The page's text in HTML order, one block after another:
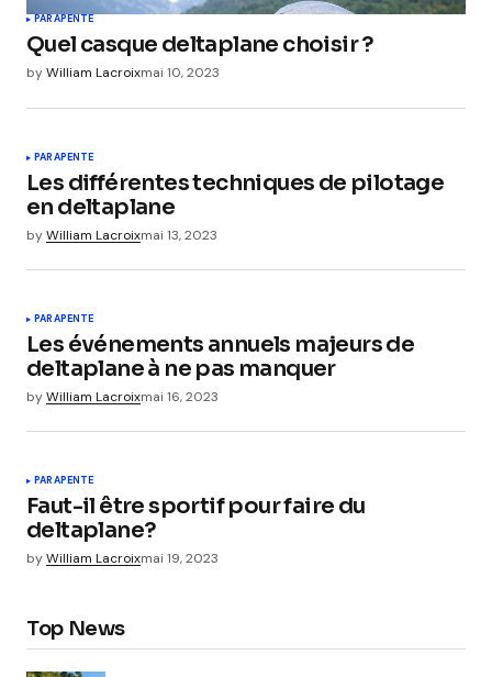
PARAPENTE
Quel casque deltaplane choisir ?
byWilliam Lacroixmai 10, 2023
PARAPENTE
Les différentes techniques de pilotage
en deltaplane
byWilliam Lacroixmai 13, 2023
PARAPENTE
Les événements annuels majeurs de
deltaplane à ne pas manquer
byWilliam Lacroixmai 16, 2023
PARAPENTE
Faut-il être sportif pour faire du
deltaplane?
byWilliam Lacroixmai 19, 2023
Top News